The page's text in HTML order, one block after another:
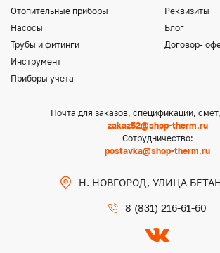
Отопительные приборы
Насосы
Трубы и фитинги
Инструмент
Приборы учета
Реквизиты
Блог
Договор-
Почта для заказов, спецификации,
zakaz52@shop-therm.ru
Сотрудничество:
postavka@shop-therm.ru
Н. НОВГОРОД, УЛИЦА
8 (831) 216-61-60